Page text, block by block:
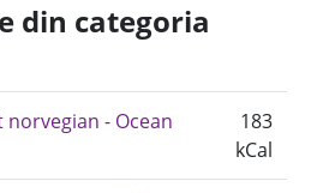
din categoria
- Ocean
183
kCal